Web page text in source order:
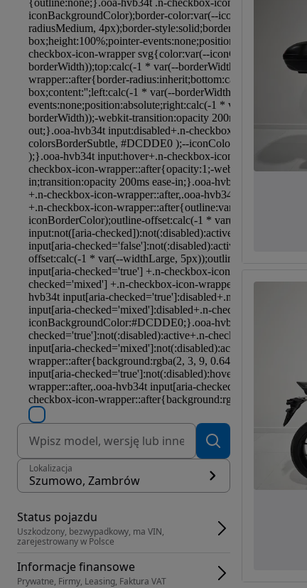
Lokalizacja
Szumowo, Zambrów
Status pojazdu
Uszkodzony, bezwypadkowy, ma VIN,
zarejestrowany w Polsce
Informacje finansowe
Prywatne, Firmy, Leasing, Faktura VAT